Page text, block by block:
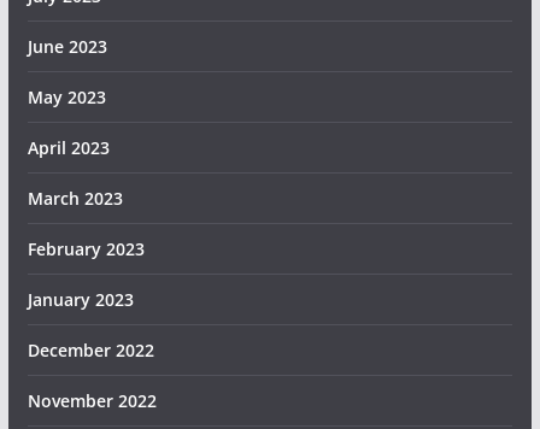
June 2023
May 2023
April 2023
March 2023
February 2023
January 2023
December 2022
November 2022